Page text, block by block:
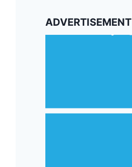
ADVERTISEMENT